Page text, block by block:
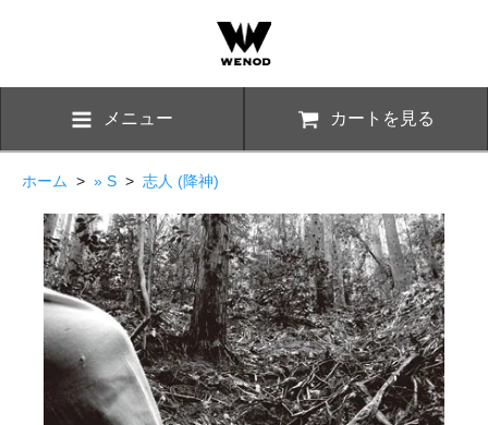
メニュー カートを見る
ホーム > » S > 志人 (降神)